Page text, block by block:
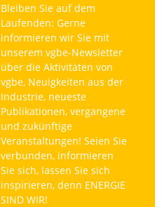
Bleiben Sie auf dem
Laufenden: Gerne
informieren wir Sie mit
unserem vgbe-Newsletter
über die Aktivitäten von
vgbe, Neuigkeiten aus der
Industrie, neueste
Publikationen, vergangene
und zukünftige
Veranstaltungen! Seien Sie
verbunden, informieren
Sie sich, lassen Sie sich
inspirieren, denn ENERGIE
SIND WIR!